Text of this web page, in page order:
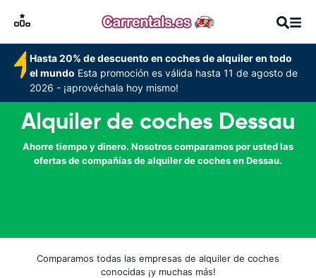
Hasta 20% de descuento en coches de alquiler en todo
el mundo Esta promoción es válida hasta 11 de agosto de
2026 - ¡aprovéchala hoy mismo!
Alquiler de coches Dessau
Ahorre tiempo y dinero. Nosotros comparamos por usted las
ofertas de compañías de alquiler de coches en Dessau.
Comparamos todas las empresas de alquiler de coches
conocidas ¡y muchas más!